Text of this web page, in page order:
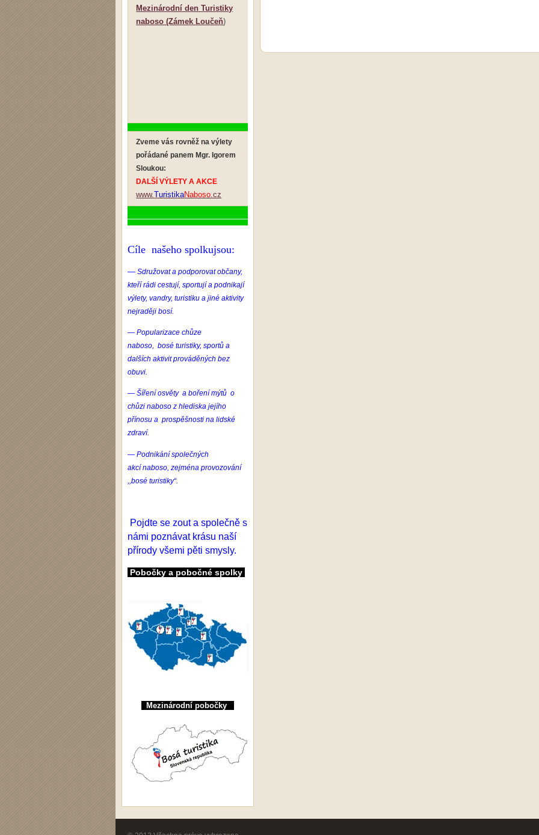
Mezinárodní den Turistiky
naboso (Zámek Loučeň)
Zveme vás rovněž na výlety
pořádané panem Mgr. Igorem
Sloukou:
DALŠÍ VÝLETY A AKCE
www.TuristikaNaboso.cz
Cíle našeho spolkujsou:
— Sdružovat a podporovat občany,
kteří rádi cestují, sportují a podnikají
výlety, vandry, turistiku a jiné aktivity
nejraději bosí.
— Popularizace chůze
naboso, bosé turistiky, sportů a
dalších aktivit prováděných bez
obuvi.
— Šíření osvěty a boření mýtů o
chůzi naboso z hlediska jejího
přínosu a prospěšnosti na lidské
zdraví.
— Podnikání společných
akcínaboso , zejména provozování
,,bosé turistiky“.
Pojdte se zout a společně s
námi poznávat krásu naší
přírody všemi pěti smysly.
Pobočky a pobočné spolky
Mezinárodní pobočky